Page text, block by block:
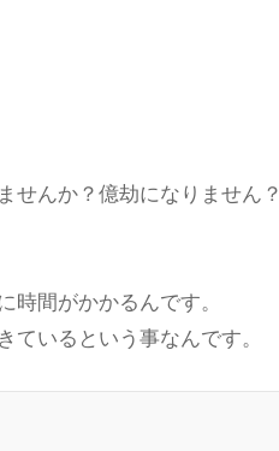
せんか？億劫になりません？
時間がかかるんです。
ているという事なんです。